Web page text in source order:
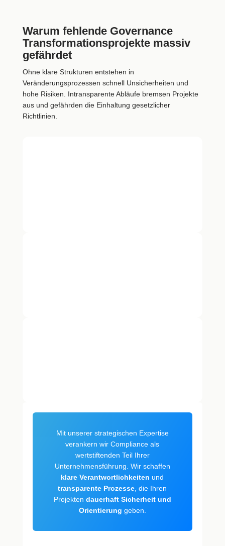
Warum fehlende Governance
Transformationsprojekte massiv
gefährdet
Ohne klare Strukturen entstehen in
Veränderungsprozessen schnell Unsicherheiten und
hohe Risiken. Intransparente Abläufe bremsen Projekte
aus und gefährden die Einhaltung gesetzlicher
Richtlinien.
Mit unserer strategischen Expertise
verankern wir Compliance als
wertstiftenden Teil Ihrer
Unternehmensführung. Wir schaffen
klare Verantwortlichkeiten und
transparente Prozesse , die Ihren
Projekten dauerhaft Sicherheit und
Orientierung geben.